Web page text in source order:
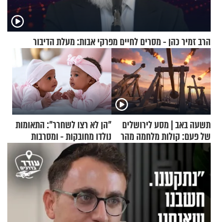
הרב זמיר כהן - מסרים לחיים מפרקי אבות: מעלת הדיבור
תשעה באב | מסע לירושלים
של פעם: קולות מלחמה מהר
הזיתים
"הן לא רצו לשחרר": התאומות
נולדו מחובקות - ומסרבות
להיפרד